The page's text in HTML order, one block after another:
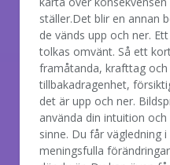
ställer.Det blir en annan
de vänds upp och ner.
tolkas omvänt. Så ett
framåtanda, krafttag
tillbakadragenhet,
det är upp och ner.
använda din intuition
sinne. Du får vägledning
meningsfulla